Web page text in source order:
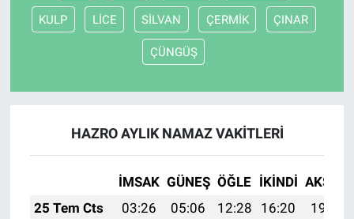
KULP LİCE SİLVAN ÇERMİK ÇINAR
ÇÜNGÜŞ
HAZRO AYLIK NAMAZ VAKITLERI
İMSAK GÜNEŞ ÖĞLE İKINDI AKŞAM
25 Tem Cts
03:26 05:06 12:28 16:20
19:41